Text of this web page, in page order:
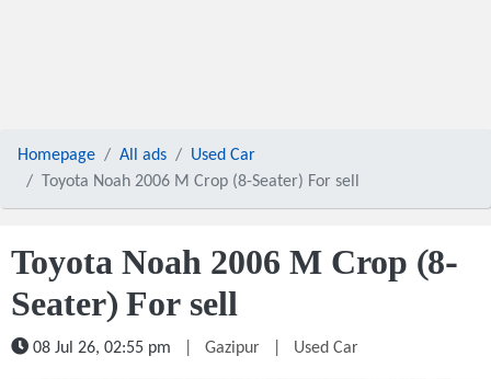
Homepage All ads
Used Car
Toyota Noah 2006 M Crop (8-Seater) For sell
Toyota Noah 2006 M Crop (8-
Seater) For sell
08 Jul 26, 02:55 pm Gazipur Used Car